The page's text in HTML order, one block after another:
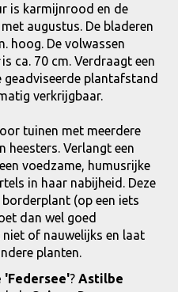
is karmijnrood en de
augustus. De bladeren
hoog. De volwassen
is ca. 70 cm. Verdraagt een
geadviseerde plantafstand
verkrijgbaar.
tuinen met meerdere
heesters. Verlangt een
voedzame, humusrijke
in haar nabijheid. Deze
(op een iets
dan wel goed
of nauwelijks en laat
planten.
'Federsee'? Astilbe